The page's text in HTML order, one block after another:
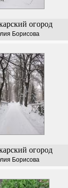
огород
Борисова
огород
Борисова